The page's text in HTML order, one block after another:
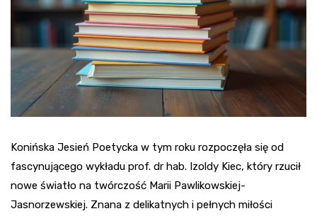
Konińska Jesień Poetycka w tym roku rozpoczęła się od
fascynującego wykładu prof. dr hab. Izoldy Kiec, który rzucił
nowe światło na twórczość Marii Pawlikowskiej-
Jasnorzewskiej. Znana z delikatnych i pełnych miłości